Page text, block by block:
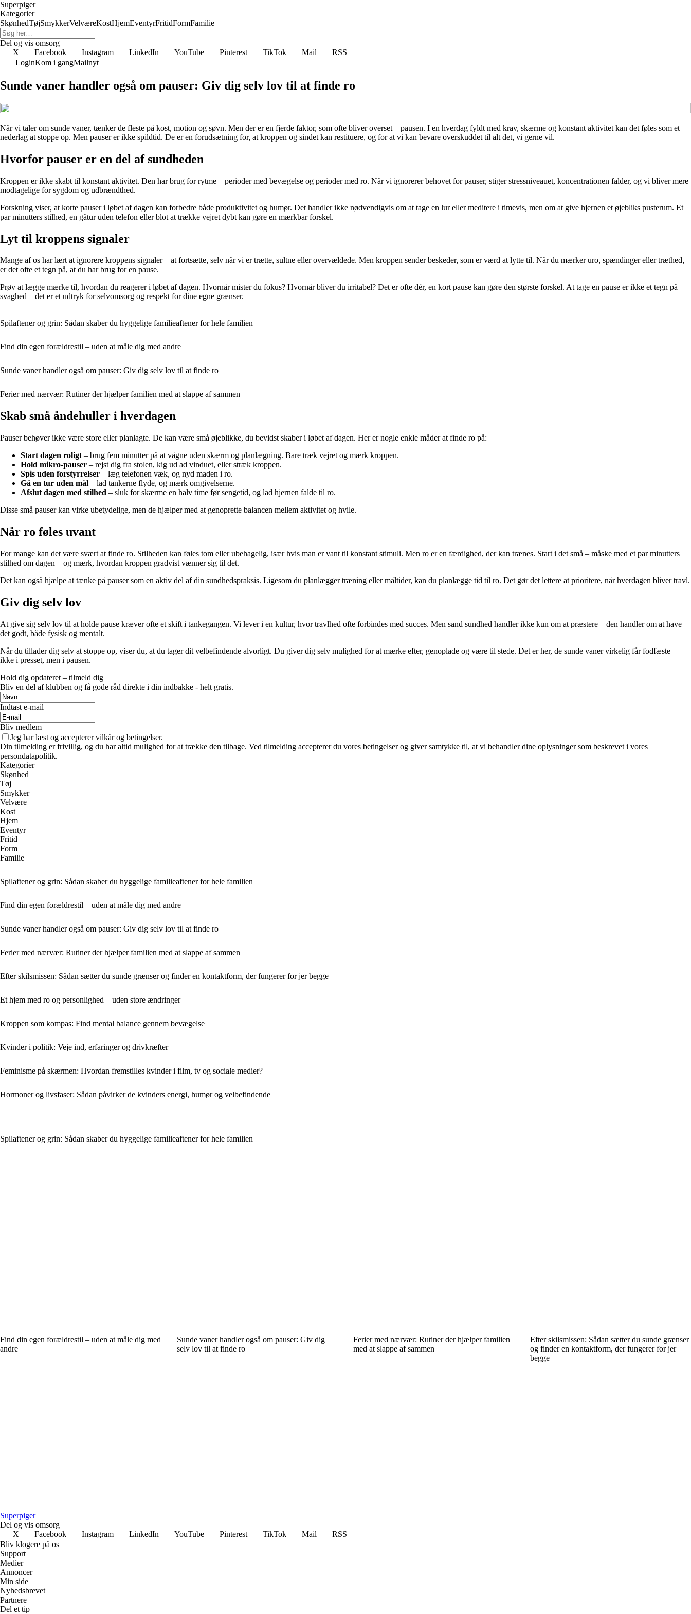
Superpiger
Kategorier
SkønhedTøjSmykkerVelværeKostHjemEventyrFritidFormFamilie
Del og vis omsorg
X
Facebook Instagram LinkedIn YouTube Pinterest TikTok Mail
RSS
LoginKom i gangMailnyt
Sunde vaner handler også om pauser: Giv dig selv lov til at finde ro
Når vi taler om sunde vaner, tænker de fleste på kost, motion og søvn. Men der er en fjerde faktor, som ofte bliver overset – pausen. I en hverdag fyldt med krav, skærme og konstant aktivitet kan det føles som et
nederlag at stoppe op. Men pauser er ikke spildtid. De er en forudsætning for, at kroppen og sindet kan restituere, og for at vi kan bevare overskuddet til alt det, vi gerne vil.
Hvorfor pauser er en del af sundheden
Kroppen er ikke skabt til konstant aktivitet. Den har brug for rytme – perioder med bevægelse og perioder med ro. Når vi ignorerer behovet for pauser, stiger stressniveauet, koncentrationen falder, og vi bliver mere
modtagelige for sygdom og udbrændthed.
Forskning viser, at korte pauser i løbet af dagen kan forbedre både produktivitet og humør. Det handler ikke nødvendigvis om at tage en lur eller meditere i timevis, men om at give hjernen et øjebliks pusterum. Et
par minutters stilhed, en gåtur uden telefon eller blot at trække vejret dybt kan gøre en mærkbar forskel.
Lyt til kroppens signaler
Mange af os har lært at ignorere kroppens signaler – at fortsætte, selv når vi er trætte, sultne eller overvældede. Men kroppen sender beskeder, som er værd at lytte til. Når du mærker uro, spændinger eller træthed,
er det ofte et tegn på, at du har brug for en pause.
Prøv at lægge mærke til, hvordan du reagerer i løbet af dagen. Hvornår mister du fokus? Hvornår bliver du irritabel? Det er ofte dér, en kort pause kan gøre den største forskel. At tage en pause er ikke et tegn på
svaghed – det er et udtryk for selvomsorg og respekt for dine egne grænser.
Spilaftener og grin: Sådan skaber du hyggelige familieaftener for hele familien
Find din egen forældrestil – uden at måle dig med andre
Sunde vaner handler også om pauser: Giv dig selv lov til at finde ro
Ferier med nærvær: Rutiner der hjælper familien med at slappe af sammen
Skab små åndehuller i hverdagen
Pauser behøver ikke være store eller planlagte. De kan være små øjeblikke, du bevidst skaber i løbet af dagen. Her er nogle enkle måder at finde ro på:
Start dagen roligt – brug fem minutter på at vågne uden skærm og planlægning. Bare træk vejret og mærk kroppen.
Hold mikro-pauser – rejst dig fra stolen, kig ud ad vinduet, eller stræk kroppen.
Spis uden forstyrrelser – læg telefonen væk, og nyd maden i ro.
Gå en tur uden mål – lad tankerne flyde, og mærk omgivelserne.
Afslut dagen med stilhed – sluk for skærme en halv time før sengetid, og lad hjernen falde til ro.
Disse små pauser kan virke ubetydelige, men de hjælper med at genoprette balancen mellem aktivitet og hvile.
Når ro føles uvant
For mange kan det være svært at finde ro. Stilheden kan føles tom eller ubehagelig, især hvis man er vant til konstant stimuli. Men ro er en færdighed, der kan trænes. Start i det små – måske med et par minutters
stilhed om dagen – og mærk, hvordan kroppen gradvist vænner sig til det.
Det kan også hjælpe at tænke på pauser som en aktiv del af din sundhedspraksis. Ligesom du planlægger træning eller måltider, kan du planlægge tid til ro. Det gør det lettere at prioritere, når hverdagen bliver travl.
Giv dig selv lov
At give sig selv lov til at holde pause kræver ofte et skift i tankegangen. Vi lever i en kultur, hvor travlhed ofte forbindes med succes. Men sand sundhed handler ikke kun om at præstere – den handler om at have
det godt, både fysisk og mentalt.
Når du tillader dig selv at stoppe op, viser du, at du tager dit velbefindende alvorligt. Du giver dig selv mulighed for at mærke efter, genoplade og være til stede. Det er her, de sunde vaner virkelig får fodfæste –
ikke i presset, men i pausen.
Hold dig opdateret – tilmeld dig
Bliv en del af klubben og få gode råd direkte i din indbakke - helt gratis.
Indtast e-mail
Bliv medlem
Jeg har læst og accepterer vilkår og betingelser.
Din tilmelding er frivillig, og du har altid mulighed for at trække den tilbage. Ved tilmelding accepterer du vores betingelser og giver samtykke til, at vi behandler dine oplysninger som beskrevet i vores
persondatapolitik.
Kategorier
Skønhed
Tøj
Smykker
Velvære
Kost
Hjem
Eventyr
Fritid
Form
Familie
Spilaftener og grin: Sådan skaber du hyggelige familieaftener for hele familien
Find din egen forældrestil – uden at måle dig med andre
Sunde vaner handler også om pauser: Giv dig selv lov til at finde ro
Ferier med nærvær: Rutiner der hjælper familien med at slappe af sammen
Efter skilsmissen: Sådan sætter du sunde grænser og finder en kontaktform, der fungerer for jer begge
Et hjem med ro og personlighed – uden store ændringer
Kroppen som kompas: Find mental balance gennem bevægelse
Kvinder i politik: Veje ind, erfaringer og drivkræfter
Feminisme på skærmen: Hvordan fremstilles kvinder i film, tv og sociale medier?
Hormoner og livsfaser: Sådan påvirker de kvinders energi, humør og velbefindende
Spilaftener og grin: Sådan skaber du hyggelige familieaftener for hele familien
Find din egen forældrestil – uden at måle dig med
andre
Sunde vaner handler også om pauser: Giv dig
selv lov til at finde ro
Ferier med nærvær: Rutiner der hjælper familien
med at slappe af sammen
Efter skilsmissen: Sådan sætter du sunde grænser
og finder en kontaktform, der fungerer for jer
begge
Superpiger
Del og vis omsorg
X
Facebook Instagram LinkedIn YouTube Pinterest TikTok Mail
RSS
Bliv klogere på os
Support
Medier
Annoncer
Min side
Nyhedsbrevet
Partnere
Del et tip